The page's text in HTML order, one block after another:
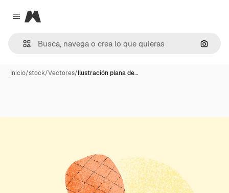
Close menu
Magnific
Inicio/stock/Vectores/Ilustración plana de…